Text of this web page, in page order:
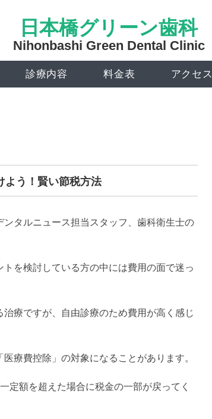
日本橋グリーン歯科
Nihonbashi Green Dental Clinic
診療内容 料金表 アクセス
よう！賢い節税方法
タルニュース担当スタッフ、歯科衛生士の
を検討している方の中には費用の面で迷っ
療ですが、自由診療のため費用が高く感じ
療費控除」の対象になることがあります。
定額を超えた場合に税金の一部が戻ってく